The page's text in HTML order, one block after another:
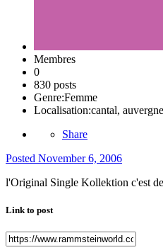
Membres
0
830 posts
Genre:Femme
Localisation:cantal, auvergne
Share
Posted November 6, 2006
l'Original Single Kollektion c'est
Link to post